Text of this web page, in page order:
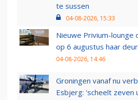
te sussen
04-08-2026, 15:33
Nieuwe Privium-lounge
op 6 augustus haar
04-08-2026, 14:46
Groningen vanaf nu
Esbjerg: 'scheelt zeven